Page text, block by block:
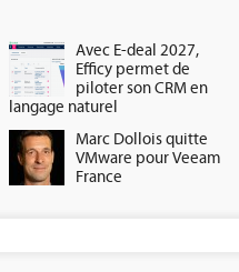
Avec E-deal 2027,
Efficy permet de
piloter son CRM en
langage naturel
Marc Dollois quitte
VMware pour Veeam
France